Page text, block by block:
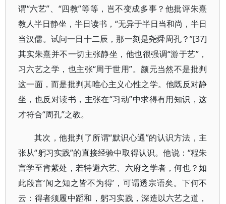
谓“六艺”、“四教”等等，岂不变成多事？他批评朱熹
教人半日静坐，半日读书，“无异于半日当和尚，半日
当汉儒。试问一日十二辰，那一刻是尧舜周孔？”[37]
其实朱熹并不一切主张静坐，他也很强调“游于艺”，
习六艺之学，也主张“周于世用”。颜元当然不是批判
这一面，而是批判其唯心主义心性之学。他既反对静
坐，也反对读书，主张在“习动”中求得有用知识，这
才符合“周孔”之教。
其次，他批判了所谓“默识心通”的认识方法，主
张从“躬习实践”的直接经验中取得认识。他说：“程朱
言学至肯紫处，若特避六艺、六府之学者，何也？如
此段言‘闻之知之皆不为得’，可谓透宗语矣。下何不
云：得者须履中蹈和，躬习实践，深造以六艺之道，